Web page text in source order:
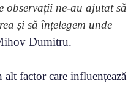
observații ne-au ajutat să
și să înțelegem unde
Dumitru.
factor care influențează